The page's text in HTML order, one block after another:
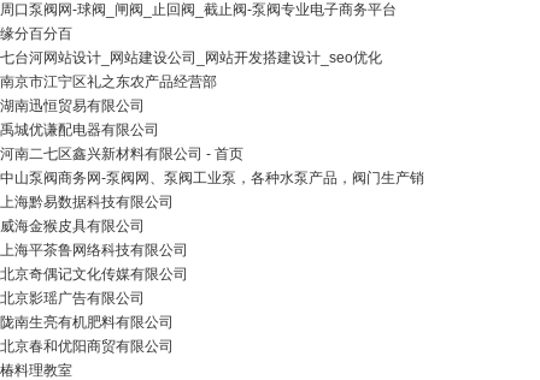
周口泵阀网-球阀_闸阀_止回阀_截止阀-泵阀专业电子商务平台
缘分百分百
七台河网站设计_网站建设公司_网站开发搭建设计_seo优化
南京市江宁区礼之东农产品经营部
湖南迅恒贸易有限公司
禹城优谦配电器有限公司
河南二七区鑫兴新材料有限公司 - 首页
中山泵阀商务网-泵阀网、泵阀工业泵，各种水泵产品，阀门生产销
上海黔易数据科技有限公司
威海金猴皮具有限公司
上海平茶鲁网络科技有限公司
北京奇偶记文化传媒有限公司
北京影瑶广告有限公司
陇南生亮有机肥料有限公司
北京春和优阳商贸有限公司
椿料理教室